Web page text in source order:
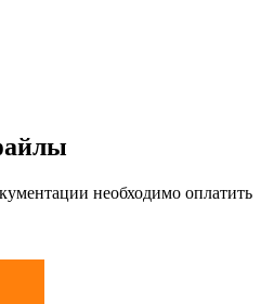
необходимо оплатить